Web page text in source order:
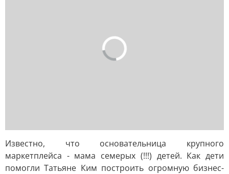
Известно, что основательница крупного
маркетплейса - мама семерых (!!!) детей. Как дети
помогли Татьяне Ким построить огромную бизнес-